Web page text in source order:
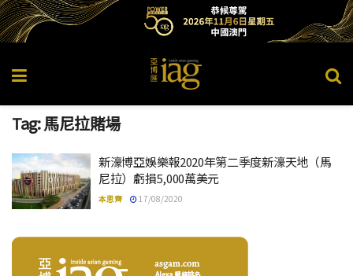
Tag:馬尼拉賭場
新濠博亞娛樂報2020年第二季度新濠天地（馬
尼拉）虧損5,000萬美元
本思齊 17/08/2020